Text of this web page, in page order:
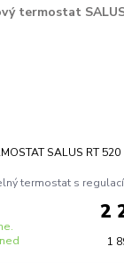
SALUS RT 520
termostat s regulací
2
1